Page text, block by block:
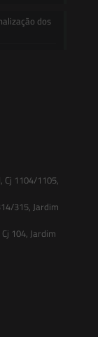
dos
Cj 1104/1105,
315, Jardim
104, Jardim